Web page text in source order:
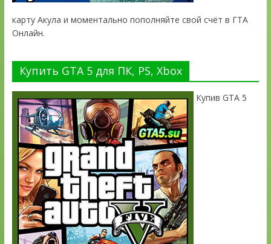
карту Акула и моментально пополняйте свой счёт в ГТА
Онлайн.
Купить GTA 5 для ПК, PS, Xbox
Купив GTA 5